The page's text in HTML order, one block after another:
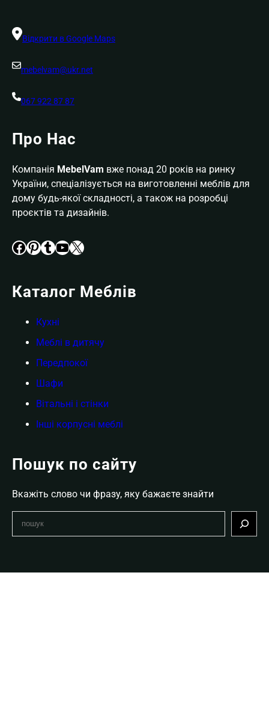
Відкрити в Google Maps
mebelvam@ukr.net
067 922 87 87
Про Нас
Компанія MebelVam вже понад 20 років на ринку
України, спеціалізується на виготовленні меблів для
дому будь-якої складності, а також на розробці
проєктів та дизайнів.
Facebook Pinterest Tumblr YouTube X
Каталог Меблів
Кухні
Меблі в дитячу
Передпокої
Шафи
Вітальні і стінки
Інші корпусні меблі
Пошук по сайту
Вкажіть слово чи фразу, яку бажаєте знайти
c